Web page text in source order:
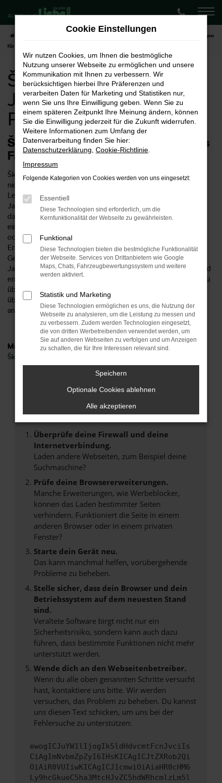
Zum
Hauptinhalt
springen
Škoda Kamiq Jahreswagen
für Paderborn
Škoda Kamiq
Jahreswagen für
Paderborn
Škoda Kamiq Jahreswagen – ideales
Fahrzeug für Paderborn
Škoda Kamiq Jahreswagen sind keine Neuwagen aber auch
nicht so richtig Gebrauchtwagen. Formell trifft natürlich
Letzeres ins Schwarze, doch wurden die Škoda Kamiq
Jahreswagen lediglich für maximal ein Jahr genutzt und sind
daher meist noch neuwertig. Preislich macht es allerdings
einen erheblichen Unterschied, ob Sie in einem Neuwagen
oder einem Jahreswagen in Paderborn unterwegs sind. Das
Ersparnis beträgt bis zu 40 Prozent, was sich wahrlich im
Geldbeutel bemerkbar machen kann. Unsere Škoda Kamiq
Jahreswagen werden wie Gebrauchtfahrzeuge behandelt und
entsprechend in einer unserer Kfz-Meisterwerkstätten genau
überprüft. Unser Versprechen: wir lassen nur Fahrzeuge im
überprüften Zustand auf die Straßen von Paderborn oder
anderswo.
Marken
Škoda
Fehler: Network Error
Beim Laden ist ein Fehler aufgetreten.
Hier sind ein paar Tipps, die dir helfen können:
Überprüfe deine Firewall und deine
Internetverbindung.
Laden andere Webseiten, zum Beispiel deine
Suchmaschine?
Prüfe deine Browsererweiterungen.
Manche Erweiterungen, wie Werbeblocker,
können das Laden bestimmter Seiten
verhindern. Funktioniert die Seite in einem
anderen Browser oder in einem privaten
Fenster?
Starte dein Gerät neu.
Das kann manchmal helfen, vorübergehende
Probleme zu beheben.
Stelle sicher, dass dein Browser und dein
Betriebssystem auf dem neuesten Stand
sind.
Veraltete Software birgt nicht nur ein
Sicherheitsrisiko, sondern kann auch dazu
führen, dass bestimmte Funktionen nicht mehr
unterstützt werden.
Wende dich an den Webseitenbetreiber.
Wenn du alle oben genannten Schritte versucht
hast, kontaktiere uns bitte. Wir werden
versuchen, das Problem zu beheben. Du kannst
uns diesen Text schicken, um uns bei der
Fehlersuche zu unterstützen:
ewogICJuYW1lIjogIk5ldHdvcmtFcnJvciIs
CiAgImNvbmZpZyI6IHsKICAgICJtZXRob2Qi
OiAiR0VUIiwKICAgICJ1cmwiOiAiaHR0cHM6
Ly9hcGkueC5ha3MtcHJvZC5hdWRhcmlzLm5l
Cookie Einstellungen
Wir nutzen Cookies, um Ihnen die bestmögliche
Nutzung unserer Webseite zu ermöglichen und unsere
Kommunikation mit Ihnen zu verbessern. Wir
berücksichtigen hierbei Ihre Präferenzen und
verarbeiten Daten für Marketing und Statistiken nur,
wenn Sie uns Ihre Einwilligung geben. Wenn Sie zu
einem späteren Zeitpunkt Ihre Meinung ändern, können
Sie die Einwilligung jederzeit für die Zukunft widerrufen.
Weitere Informationen zum Umfang der
Datenverarbeitung finden Sie hier:
Datenschutzerklärung Cookie-Richtlinie
Impressum
Folgende Kategorien von Cookies werden von uns eingesetzt:
Essentiell
Diese Technologien sind erforderlich, um die
Kernfunktionalität der Webseite zu gewährleisten.
Funktional
Diese Technologien bieten die bestmögliche Funktionalität
der Webseite. Services von Drittanbietern wie Google
Maps, Chats, Fahrzeugbewertungssystem und weitere
werden aktiviert.
Statistik und Marketing
Diese Technologien ermöglichen es uns, die Nutzung der
Webseite zu analysieren, um die Leistung zu messen und
zu verbessern. Zudem werden Technologien eingesetzt,
die von dritten Werbetreibenden verwendet werden, um
Sie auf anderen Webseiten zu verfolgen und um Anzeigen
zu schalten, die für Ihre Interessen relevant sind.
Speichern
Optionale Cookies ablehnen
Alle akzeptieren